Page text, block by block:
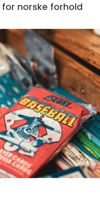
norske forhold